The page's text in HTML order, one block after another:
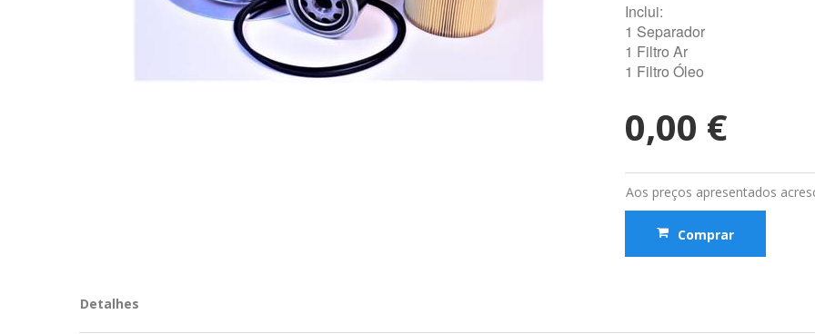
Inclui:
1 Separador
1 Filtro Ar
1 Filtro Óleo
0,00 €
Aos preços apresentados
Comprar
Detalhes